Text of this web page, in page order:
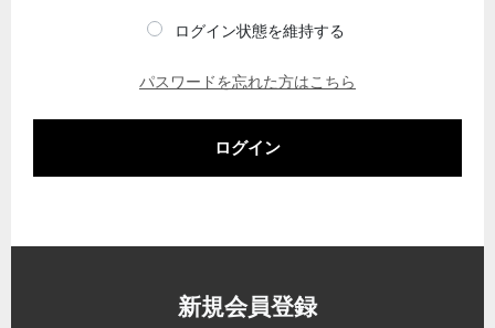
ログイン状態を維持する
パスワードを忘れた方はこちら
ログイン
新規会員登録